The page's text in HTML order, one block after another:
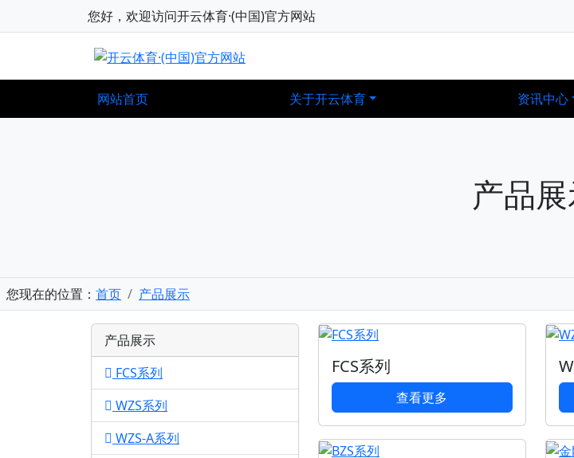
您好，欢迎访问开云体育·(中国)官方网站
网站首页 关于开云体育 资讯中心
产品
您现在的位置： 首页 产品展示
产品展示
FCS系列
WZS系列
WZS-A系列
FCS系列
查看更多